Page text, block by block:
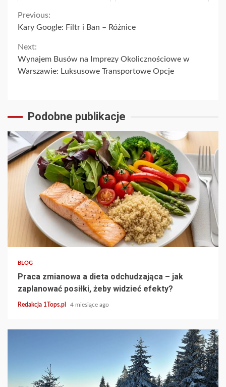
Continue
Reading
Previous:
Kary Google: Filtr i Ban – Różnice
Next:
Wynajem Busów na Imprezy Okolicznościowe w
Warszawie: Luksusowe Transportowe Opcje
Podobne publikacje
3 min read
BLOG
Praca zmianowa a dieta odchudzająca – jak
zaplanować posiłki, żeby widzieć efekty?
Redakcja 1Tops.pl 4 miesiące ago